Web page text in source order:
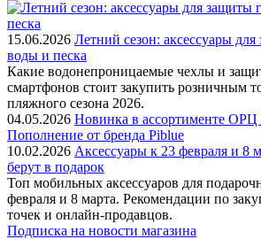
15.06.2026 Летний сезон: аксессуары
воды и песка
Какие водонепроницаемые чехлы и
смартфонов стоит закупить розничным
пляжного сезона 2026.
04.05.2026 Новинка в ассортименте
Пополнение от бренда Piblue
10.02.2026 Аксессуары к 23 февраля и 8
берут в подарок
Топ мобильных аксессуаров для
февраля и 8 марта. Рекомендации по
точек и онлайн-продавцов.
Подписка на новости магазина